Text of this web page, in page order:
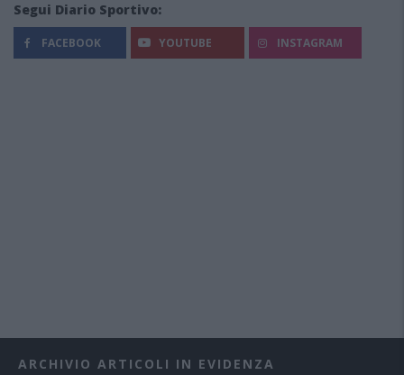
Segui Diario Sportivo:
FACEBOOK YOUTUBE INSTAGRAM
ARCHIVIO ARTICOLI IN EVIDENZA